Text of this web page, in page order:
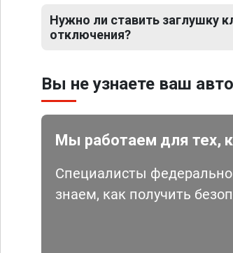
Нужно ли ставить заглушку
отключения?
Вы не узнаете ваш
Мы работаем для тех,
Специалисты
знаем, как получить